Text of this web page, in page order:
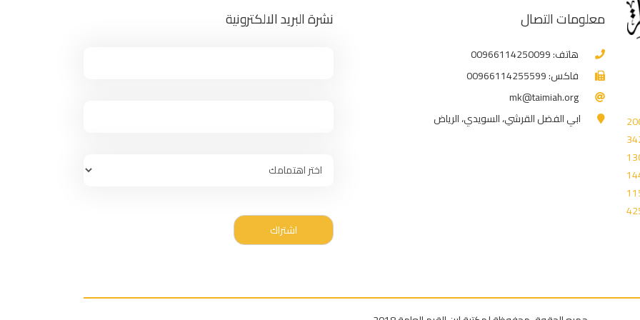
معلومات التصال
هاتف: 00966114250099
فاكس: 00966114255599
mk@taimiah.org
ابي الفضل القرشي، السويدي، الرياض
نشرة البريد الالكترونية
اشتراك